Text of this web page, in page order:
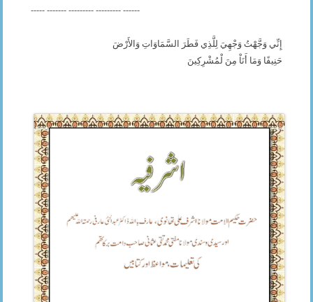
----- ------- --------- --------- ------
إِنِّي وَجَّهْتُ وَجْهِيَ لِلَّذِي فَطَرَ السَّمَاوَاتِ وَالأَرْضَ
حَنِيفًا وَمَا أَنَاْ مِنَ لْمُشْرِكِينَ